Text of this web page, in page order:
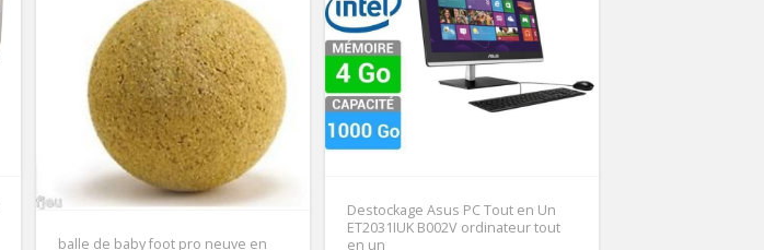
balle de baby foot pro neuve en
Destockage Asus PC Tout en Un
ET2031IUK B002V ordinateur tout
en un